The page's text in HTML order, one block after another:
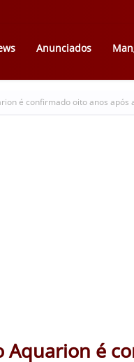
Anunciados
é confirmado oito anos após
Aquarion é